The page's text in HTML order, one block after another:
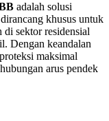
adalah solusi
khusus untuk
di sektor residensial
Dengan keandalan
maksimal
arus pendek